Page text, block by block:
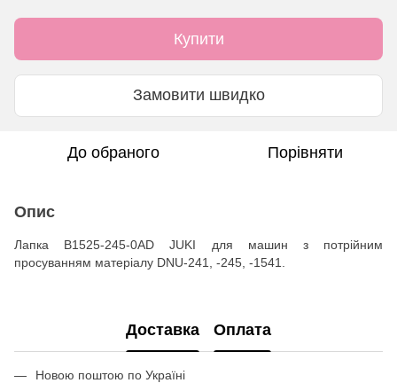
Купити
Замовити швидко
До обраного Порівняти
Опис
Лапка B1525-245-0AD JUKI для машин з потрійним
просуванням матеріалу DNU-241, -245, -1541.
Доставка Оплата
Новою поштою по Україні